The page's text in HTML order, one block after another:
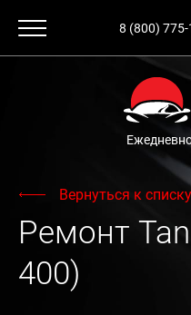
8 (800) 775-
Вернуться к списку
Ремонт
400)